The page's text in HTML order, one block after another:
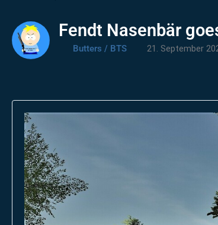
Fendt Nasenbär
Butters / BTS 21. September